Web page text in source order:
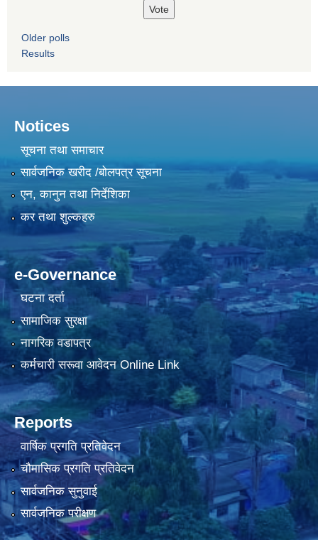
Older polls
Results
Notices
सूचना तथा समाचार
सार्वजनिक खरीद /बोलपत्र सूचना
एन, कानुन तथा निर्देशिका
कर तथा शुल्कहरु
e-Governance
घटना दर्ता
सामाजिक सुरक्षा
नागरिक वडापत्र
कर्मचारी सरूवा आवेदन Online Link
Reports
वार्षिक प्रगति प्रतिवेदन
चौमासिक प्रगति प्रतिवेदन
सार्वजनिक सुनुवाई
सार्वजनिक परीक्षण